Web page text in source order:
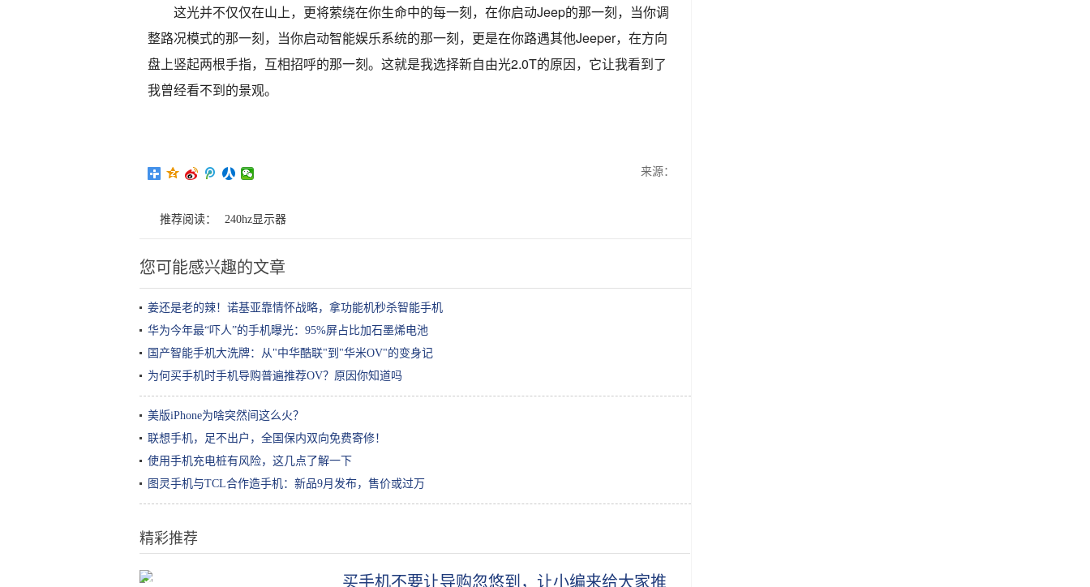
这光并不仅仅在山上，更将萦绕在你生命中的每一刻，在你启动Jeep的那一刻，当你调
整路况模式的那一刻，当你启动智能娱乐系统的那一刻，更是在你路遇其他Jeeper，在方向
盘上竖起两根手指，互相招呼的那一刻。这就是我选择新自由光2.0T的原因，它让我看到了
我曾经看不到的景观。
来源：
推荐阅读： 240hz显示器
您可能感兴趣的文章
姜还是老的辣！诺基亚靠情怀战略，拿功能机秒杀智能手机
华为今年最“吓人”的手机曝光：95%屏占比加石墨烯电池
国产智能手机大洗牌：从"中华酷联"到"华米OV"的变身记
为何买手机时手机导购普遍推荐OV？原因你知道吗
美版iPhone为啥突然间这么火？
联想手机，足不出户，全国保内双向免费寄修！
使用手机充电桩有风险，这几点了解一下
图灵手机与TCL合作造手机：新品9月发布，售价或过万
精彩推荐
买手机不要让导购忽悠到，让小编来给大家推荐几款不错的手机